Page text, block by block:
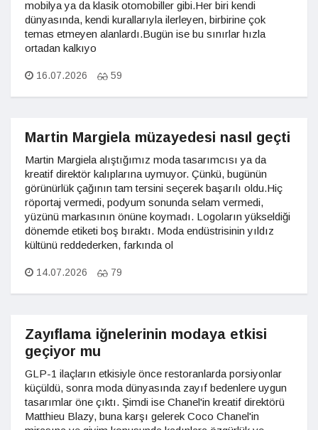
mobilya ya da klasik otomobiller gibi.Her biri kendi
dünyasında, kendi kurallarıyla ilerleyen, birbirine çok
temas etmeyen alanlardı.Bugün ise bu sınırlar hızla
ortadan kalkıyo
16.07.2026 59
Martin Margiela müzayedesi nasıl geçti
Martin Margiela alıştığımız moda tasarımcısı ya da
kreatif direktör kalıplarına uymuyor. Çünkü, bugünün
görünürlük çağının tam tersini seçerek başarılı oldu.Hiç
röportaj vermedi, podyum sonunda selam vermedi,
yüzünü markasının önüne koymadı. Logoların yükseldiği
dönemde etiketi boş bıraktı. Moda endüstrisinin yıldız
kültünü reddederken, farkında ol
14.07.2026 79
Zayıflama iğnelerinin modaya etkisi
geçiyor mu
GLP-1 ilaçların etkisiyle önce restoranlarda porsiyonlar
küçüldü, sonra moda dünyasında zayıf bedenlere uygun
tasarımlar öne çıktı. Şimdi ise Chanel'in kreatif direktörü
Matthieu Blazy, buna karşı gelerek Coco Chanel'in